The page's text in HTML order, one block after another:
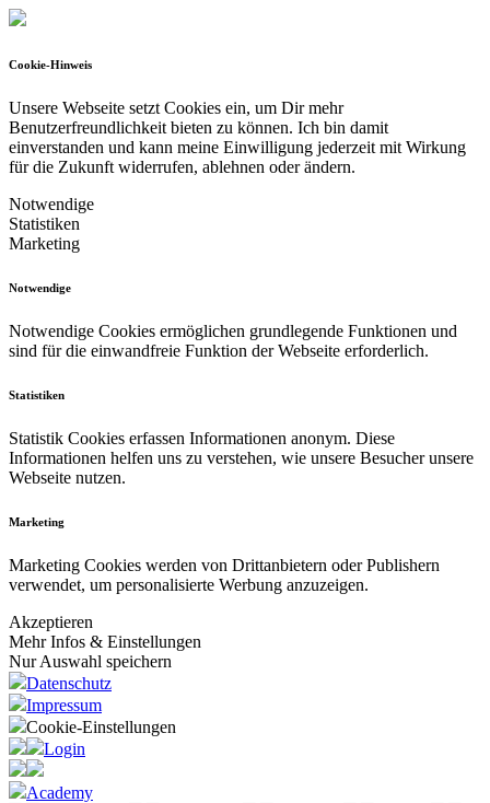
Cookie-Hinweis
Unsere Webseite setzt Cookies ein, um Dir mehr
Benutzerfreundlichkeit bieten zu können. Ich bin damit
einverstanden und kann meine Einwilligung jederzeit mit Wirkung
für die Zukunft widerrufen, ablehnen oder ändern.
Notwendige
Statistiken
Marketing
Notwendige
Notwendige Cookies ermöglichen grundlegende Funktionen und
sind für die einwandfreie Funktion der Webseite erforderlich.
Statistiken
Statistik Cookies erfassen Informationen anonym. Diese
Informationen helfen uns zu verstehen, wie unsere Besucher unsere
Webseite nutzen.
Marketing
Marketing Cookies werden von Drittanbietern oder Publishern
verwendet, um personalisierte Werbung anzuzeigen.
Akzeptieren
Mehr Infos & Einstellungen
Nur Auswahl speichern
Datenschutz
Impressum
Cookie-Einstellungen
Login
Academy